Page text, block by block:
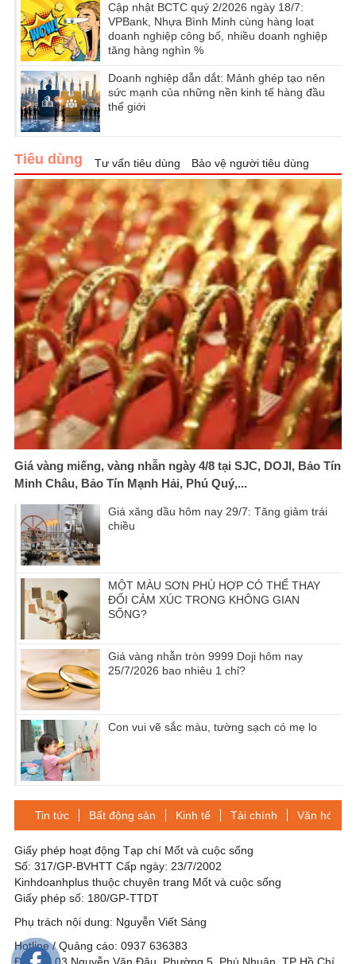
Cập nhật BCTC quý 2/2026 ngày 18/7:
VPBank, Nhựa Bình Minh cùng hàng loạt
doanh nghiệp công bố, nhiều doanh nghiệp
tăng hàng nghìn %
Doanh nghiệp dẫn dắt: Mảnh ghép tạo nên
sức mạnh của những nền kinh tế hàng đầu
thế giới
Tiêu dùng Tư vấn tiêu dùng Bảo vệ người tiêu dùng
Giá vàng miếng, vàng nhẫn ngày 4/8 tại SJC, DOJI, Bảo Tín
Minh Châu, Bảo Tín Mạnh Hải, Phú Quý,...
Giá xăng dầu hôm nay 29/7: Tăng giảm trái
chiều
MỘT MÀU SƠN PHÙ HỢP CÓ THỂ THAY
ĐỔI CẢM XÚC TRONG KHÔNG GIAN
SỐNG?
Giá vàng nhẫn tròn 9999 Doji hôm nay
25/7/2026 bao nhiêu 1 chỉ?
Con vui vẽ sắc màu, tường sạch có mẹ lo
Tin tức Bất động sản Kinh tế Tài chính Văn hóa-
Giấy phép hoạt động Tạp chí Mốt và cuộc sống
Số: 317/GP-BVHTT Cấp ngày: 23/7/2002
Kinhdoanhplus thuộc chuyên trang Mốt và cuộc sống
Giấy phép số: 180/GP-TTDT
Phụ trách nội dung: Nguyễn Viết Sáng
Hotline / Quảng cáo: 0937 636383